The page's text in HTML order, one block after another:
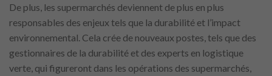
De plus, les supermarchés deviennent de plus en plus
responsables des enjeux tels que la durabilité et l’impact
environnemental. Cela crée de nouveaux postes, tels que des
gestionnaires de la durabilité et des experts en logistique
verte, qui figureront dans les opérations des supermarchés,